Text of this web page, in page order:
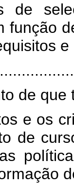
de
função
de que
e os
de